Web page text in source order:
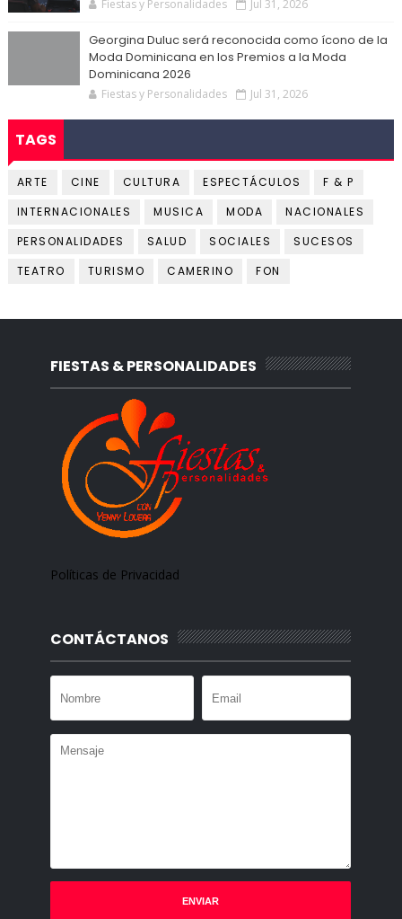
Fiestas y Personalidades Jul 31, 2026
Georgina Duluc será reconocida como ícono de la
Moda Dominicana en los Premios a la Moda
Dominicana 2026
Fiestas y Personalidades Jul 31, 2026
TAGS
ARTE CINE CULTURA ESPECTÁCULOS
F & P
INTERNACIONALES
MUSICA MODA
NACIONALES
PERSONALIDADES
SALUD SOCIALES
SUCESOS
TEATRO
TURISMO CAMERINO FON
FIESTAS & PERSONALIDADES
Políticas de Privacidad
CONTÁCTANOS